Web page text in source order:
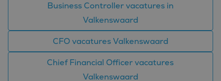
Business Controller vacatures in
Valkenswaard
CFO vacatures Valkenswaard
Chief Financial Officer vacatures
Valkenswaard